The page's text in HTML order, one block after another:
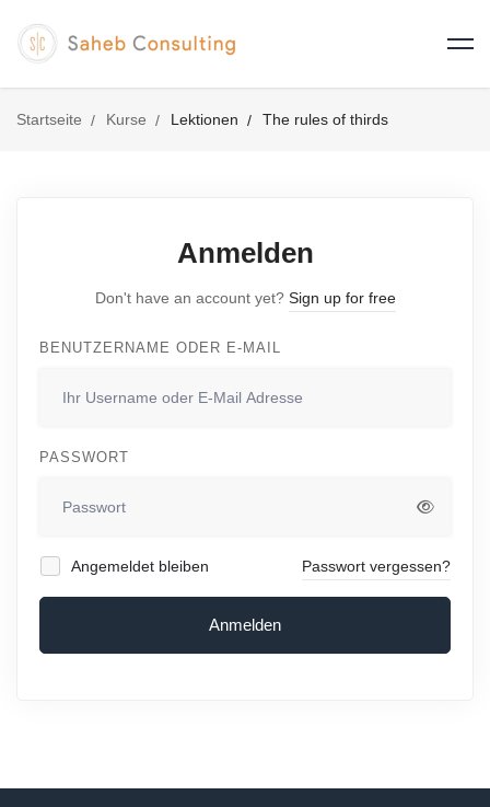
Startseite Kurse Lektionen The rules of thirds
Anmelden
Don't have an account yet? Sign up for free
BENUTZERNAME ODER E-MAIL
PASSWORT
Angemeldet bleiben Passwort vergessen?
Anmelden